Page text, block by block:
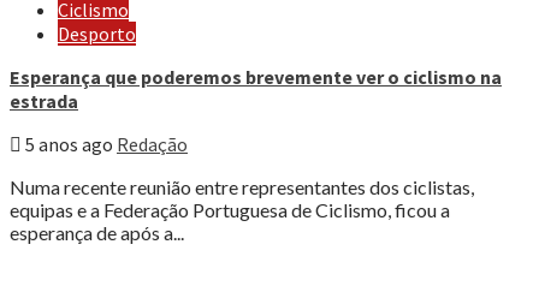
Ciclismo
Desporto
Esperança que poderemos brevemente ver o ciclismo na
estrada
5 anos ago Redação
Numa recente reunião entre representantes dos ciclistas,
equipas e a Federação Portuguesa de Ciclismo, ficou a
esperança de após a...